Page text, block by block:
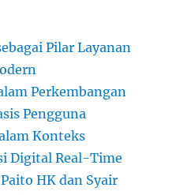
Pilar Layanan
Perkembangan
Pengguna
Konteks
Digital Real-Time
HK dan Syair